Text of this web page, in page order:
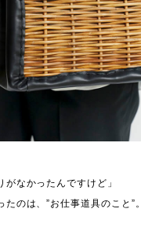
がなかったんですけど」
のは、”お仕事道具のこと”。